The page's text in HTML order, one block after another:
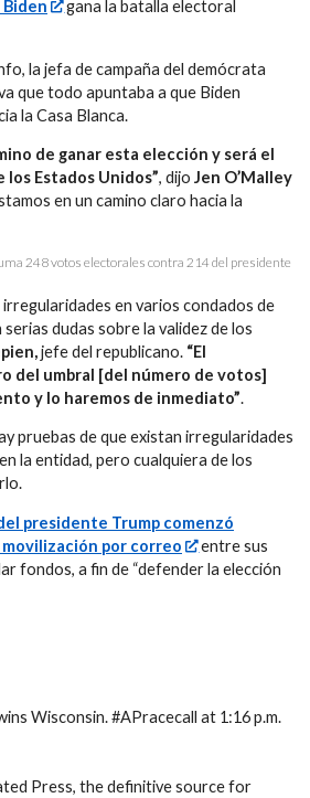
Biden
gana la batalla electoral
la jefa de campaña del demócrata
que todo apuntaba a que Biden
la Casa Blanca.
de ganar esta elección y será el
Estados Unidos”, dijo Jen O’Malley
en un camino claro hacia la
248 votos electorales contra 214 del presidente
en varios condados de
dudas sobre la validez de los
jefe del republicano. “El
del umbral [del número de votos]
y lo haremos de inmediato”.
pruebas de que existan irregularidades
la entidad, pero cualquiera de los
presidente Trump comenzó
por correo
entre sus
fondos, a fin de “defender la elección
Wisconsin. #APracecall at 1:16 p.m.
Press, the definitive source for